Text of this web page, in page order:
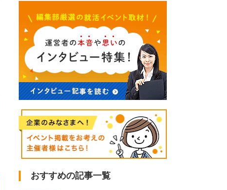
おすすめの記事一覧